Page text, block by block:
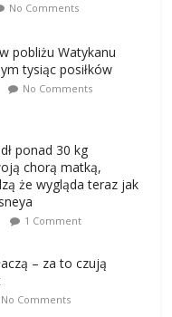
No Comments
pobliżu Watykanu
tysiąc posiłków
No Comments
ponad 30 kg
chorą matką,
że wygląda teraz jak
1 Comment
– za to czują
No Comments